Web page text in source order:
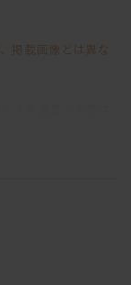
驚きを隠せないで
よる掛け心地が、
掲載画像とは異な
ださいますようお